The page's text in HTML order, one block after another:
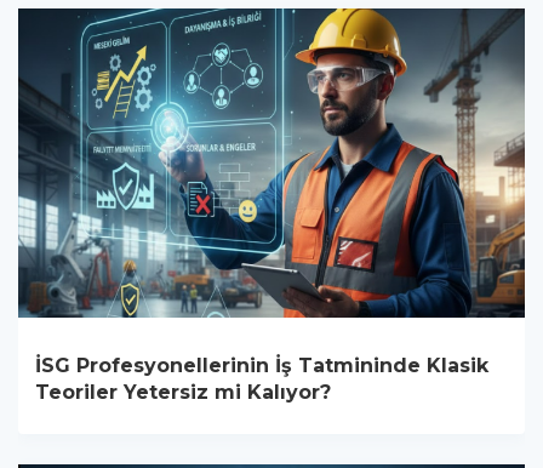
İSG Profesyonellerinin İş Tatmininde Klasik
Teoriler Yetersiz mi Kalıyor?